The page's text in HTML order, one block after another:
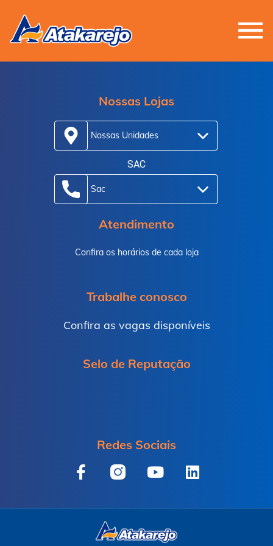
Nossas Lojas
Nossas Unidades
SAC
Sac
Atendimento
Confira os horários de cada loja
Trabalhe conosco
Confira as vagas disponíveis
Selo de Reputação
Redes Sociais